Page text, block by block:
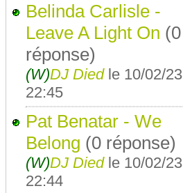
Belinda Carlisle -
Leave A Light On (0
réponse)
(W)DJ Died le 10/02/23
22:45
Pat Benatar - We
Belong (0 réponse)
(W)DJ Died le 10/02/23
22:44